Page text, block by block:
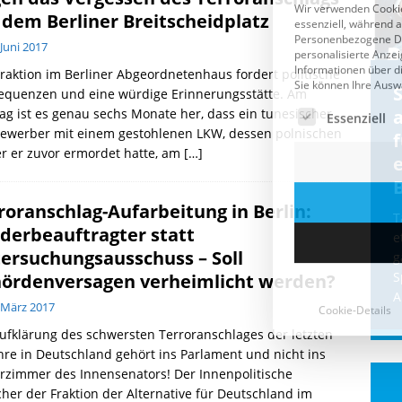
Berliner Breitscheidplatz
2017
im Berliner Abgeordnetenhaus fordert politische
und eine würdige Erinnerungsstätte. Am
ist es genau sechs Monate her, dass ein tunesischer
mit einem gestohlenen LKW, dessen polnischen
er zuvor ermordet hatte, am […]
Aufarbeitung in Berlin:
statt
– Soll
verheimlicht werden?
2017
des schwersten Terroranschlages der letzten
in Deutschland gehört ins Parlament und nicht ins
des Innensenators! Der Innenpolitische
der Fraktion der Alternative für Deutschland im
CDU & Ampel wollen nach
der Wahl wieder Afghanen
einfliegen: Zeit für ein
Asylmoratorium!
halten die Wähler für dumm! Weil die
Stimmung wegen der von Afghanen
verübten Anschläge kippte, wurden die
Flüge vor der
[...]
Cookie-Details